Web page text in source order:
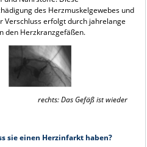
des Herzmuskelgewebes und
Verschluss erfolgt durch jahrelange
den Herzkranzgefäßen.
rechts: Das Gefäß ist wieder
sie einen Herzinfarkt haben?